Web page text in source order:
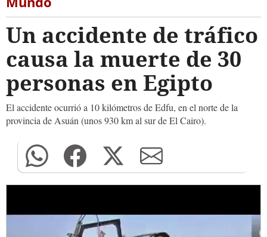
Un accidente de tráfico
causa la muerte de 30
personas en Egipto
El accidente ocurrió a 10 kilómetros de Edfu, en el norte de la
provincia de Asuán (unos 930 km al sur de El Cairo).